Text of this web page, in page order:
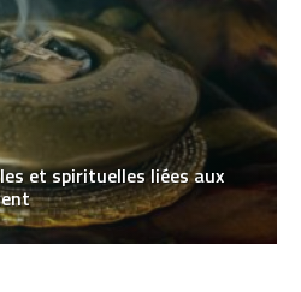
et spirituelles liées aux